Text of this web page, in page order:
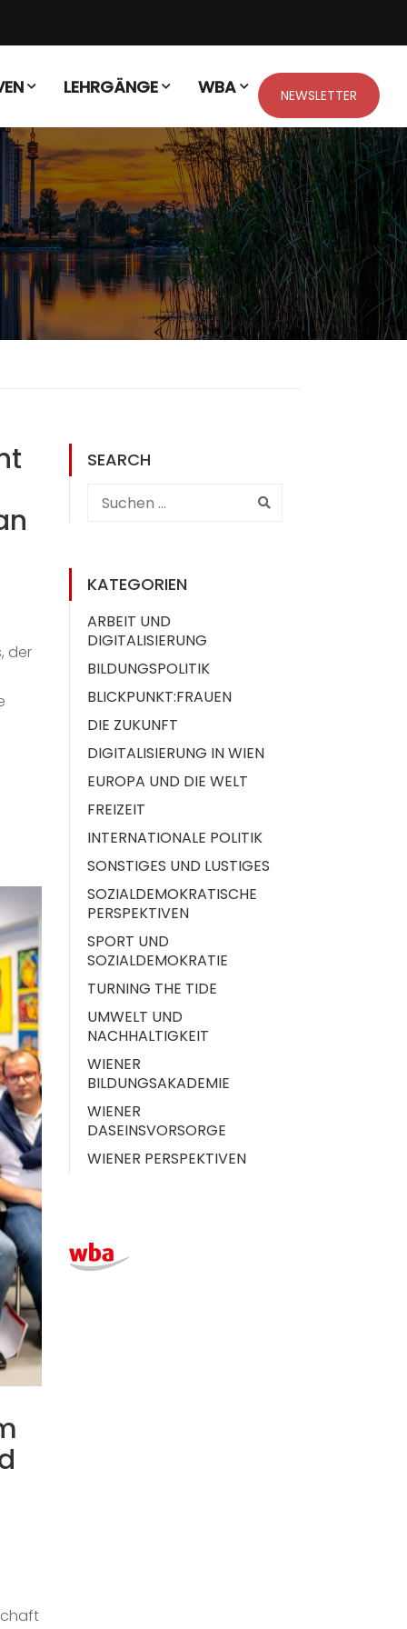
LEHRGÄNGE WBA NEWSLETTER
der
SEARCH
KATEGORIEN
ARBEIT UND
DIGITALISIERUNG
BILDUNGSPOLITIK
BLICKPUNKT:FRAUEN
DIE ZUKUNFT
DIGITALISIERUNG IN WIEN
EUROPA UND DIE WELT
FREIZEIT
INTERNATIONALE POLITIK
SONSTIGES UND LUSTIGES
SOZIALDEMOKRATISCHE
PERSPEKTIVEN
SPORT UND
SOZIALDEMOKRATIE
TURNING THE TIDE
UMWELT UND
NACHHALTIGKEIT
WIENER
BILDUNGSAKADEMIE
WIENER
DASEINSVORSORGE
WIENER PERSPEKTIVEN